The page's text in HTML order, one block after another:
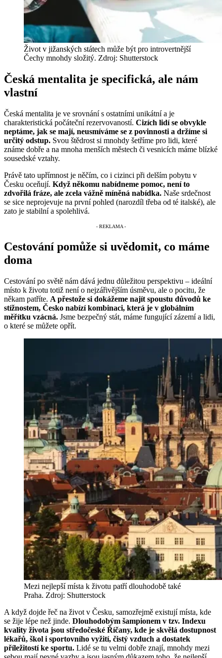
Život v jižanských státech může být pro introvertnější
Čechy mnohdy složitý. Zdroj: Shutterstock
Česká mentalita je specifická, ale nám
vlastní
Česká mentalita je ve srovnání s ostatními unikátní a je
charakteristická počáteční rezervovaností. Cizích lidí se obvykle
neptáme, jak se mají, neusmíváme se z povinnosti a držíme si
určitý odstup. Svou štědrost si mnohdy šetříme pro lidi, které
známe dobře a na mnoha menších městech či vesnicích máme blízké
sousedské vztahy.
Právě tato upřímnost je něčím, co i cizinci při delším pobytu v
Česku oceňují. Když někomu nabídneme pomoc, není to
zdvořilá fráze, ale zcela vážně míněná nabídka. Naše srdečnost
se sice neprojevuje na první pohled (narozdíl třeba od té italské), ale
zato je stabilní a spolehlivá.
Cestování pomůže si uvědomit, co máme
doma
Cestování po světě nám dává jednu důležitou perspektivu – ideální
místo k životu totiž není o nejzářivějším úsměvu, ale o pocitu, že
někam patříte. A přestože si dokážeme najít spoustu důvodů ke
stížnostem, Česko nabízí kombinaci, která je v globálním
měřítku vzácná. Jsme bezpečný stát, máme fungující zázemí a lidi,
o které se můžete opřít.
Mezi nejlepší místa k životu patří dlouhodobě také
Praha. Zdroj: Shutterstock
A když dojde řeč na život v Česku, samozřejmě existují místa, kde
se žije lépe než jinde. Dlouhodobým šampionem v tzv. Indexu
kvality života jsou středočeské Říčany, kde je skvělá dostupnost
lékařů, škol i sportovního vyžití, čistý vzduch a dostatek
příležitostí ke sportu. Lidé se tu velmi dobře znají, mnohdy mezi